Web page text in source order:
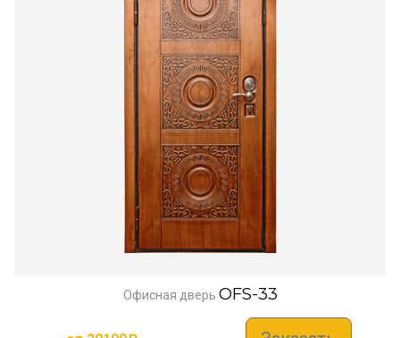
Офисная дверь OFS-33